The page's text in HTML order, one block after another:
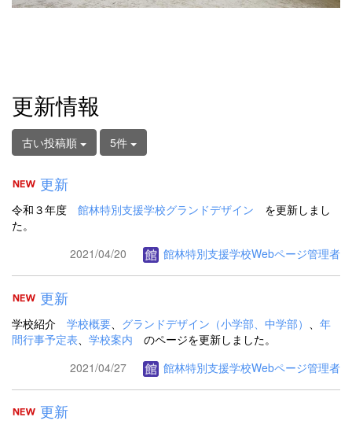
更新情報
古い投稿順 5件
更新
令和３年度 館林特別支援学校グランドデザイン を更新しまし
た。
2021/04/20
館林特別支援学校Webページ管理者
更新
学校紹介 学校概要 グランドデザイン（小学部、中学部）
年
間行事予定表
学校案内 のページを更新しました。
2021/04/27
館林特別支援学校Webページ管理者
更新